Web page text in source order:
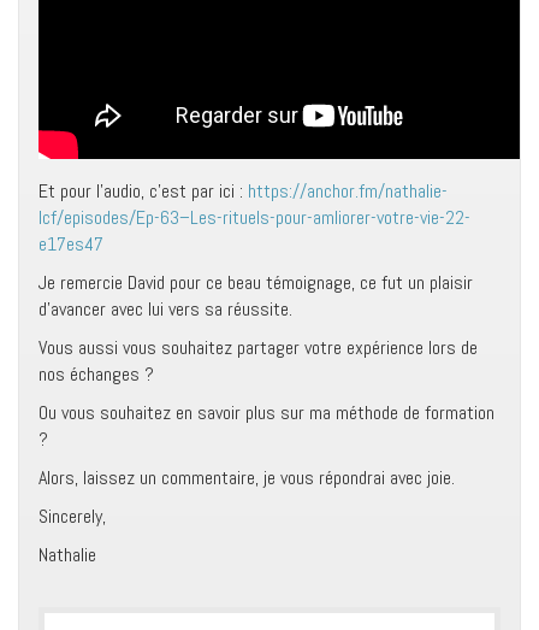
Et pour l’audio, c’est par ici : https://anchor.fm/nathalie-
lcf/episodes/Ep-63–Les-rituels-pour-amliorer-votre-vie-22-
e17es47
Je remercie David pour ce beau témoignage, ce fut un plaisir
d’avancer avec lui vers sa réussite.
Vous aussi vous souhaitez partager votre expérience lors de
nos échanges ?
Ou vous souhaitez en savoir plus sur ma méthode de formation
?
Alors, laissez un commentaire, je vous répondrai avec joie.
Sincerely,
Nathalie